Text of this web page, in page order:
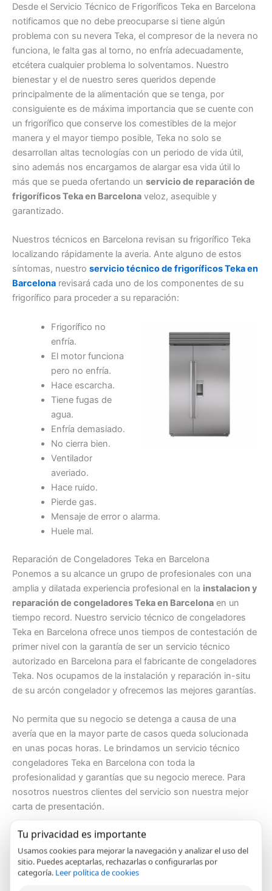
Desde el Servicio Técnico de Frigoríficos Teka en Barcelona
notificamos que no debe preocuparse si tiene algún
problema con su nevera Teka, el compresor de la nevera no
funciona, le falta gas al torno, no enfría adecuadamente,
etcétera cualquier problema lo solventamos. Nuestro
bienestar y el de nuestro seres queridos depende
principalmente de la alimentación que se tenga, por
consiguiente es de máxima importancia que se cuente con
un frigorífico que conserve los comestibles de la mejor
manera y el mayor tiempo posible, Teka no solo se
desarrollan altas tecnologías con un periodo de vida útil,
sino además nos encargamos de alargar esa vida útil lo
más que se pueda ofertando un servicio de reparación de
frigoríficos Teka en Barcelona veloz, asequible y
garantizado.
Nuestros técnicos en Barcelona revisan su frigorífico Teka
localizando rápidamente la averia. Ante alguno de estos
síntomas, nuestro servicio técnico de frigoríficos Teka en
Barcelona revisará cada uno de los componentes de su
frigorífico para proceder a su reparación:
Frigorífico no
enfría.
El motor funciona
pero no enfría.
Hace escarcha.
Tiene fugas de
agua.
Enfría demasiado.
No cierra bien.
Ventilador
averiado.
Hace ruido.
Pierde gas.
Mensaje de error o alarma.
Huele mal.
Reparación de Congeladores Teka en Barcelona
Ponemos a su alcance un grupo de profesionales con una
amplia y dilatada experiencia profesional en la instalacion y
reparación de congeladores Teka en Barcelona en un
tiempo record. Nuestro servicio técnico de congeladores
Teka en Barcelona ofrece unos tiempos de contestación de
primer nivel con la garantía de ser un servicio técnico
autorizado en Barcelona para el fabricante de congeladores
Teka. Nos ocupamos de la instalación y reparación in-situ
de su arcón congelador y ofrecemos las mejores garantías.
No permita que su negocio se detenga a causa de una
avería que en la mayor parte de casos queda solucionada
en unas pocas horas. Le brindamos un servicio técnico
congeladores Teka en Barcelona con toda la
profesionalidad y garantías que su negocio merece. Para
nosotros nuestros clientes del servicio son nuestra mejor
carta de presentación.
Nuestros técnicos en Barcelona revisan su congelador Teka
localizando rápidamente la avería. Ante alguno de estos
síntomas, nuestroservicio técnico de congeladores Teka
en Barcelonarevisará cada uno de los componentes del
Tu privacidad es importante
Usamos cookies para mejorar la navegación y analizar el uso del
sitio. Puedes aceptarlas, rechazarlas o configurarlas por
categoría. Leer política de cookies